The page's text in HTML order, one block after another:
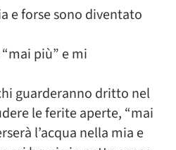
e forse sono diventato
più” e mi
guarderanno dritto nel
le ferite aperte, “mai
l’acqua nella mia e